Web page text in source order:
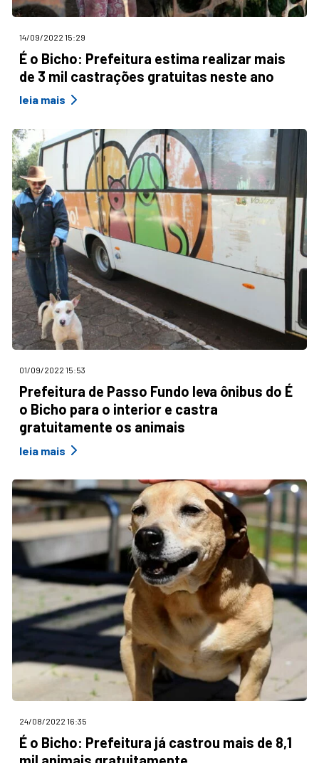
14/09/2022 15:29
É o Bicho: Prefeitura estima realizar mais
de 3 mil castrações gratuitas neste ano
leia mais
01/09/2022 15:53
Prefeitura de Passo Fundo leva ônibus do É
o Bicho para o interior e castra
gratuitamente os animais
leia mais
24/08/2022 16:35
É o Bicho: Prefeitura já castrou mais de 8,1